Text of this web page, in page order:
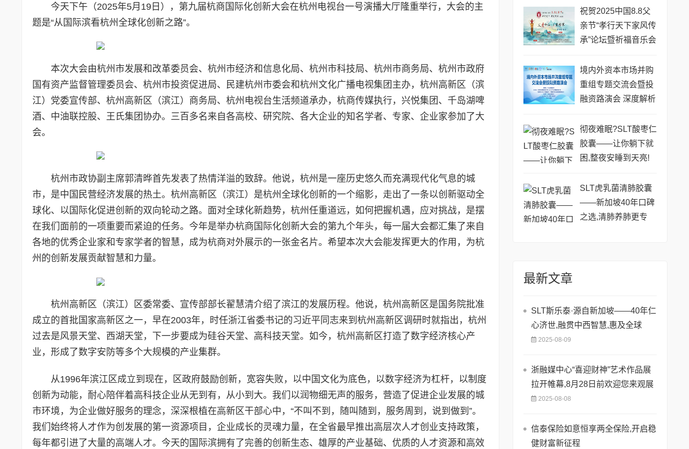
今天下午（2025年5月19日），第九届杭商国际化创新大会在杭州电视台一号演播大厅隆重举行，大会的主
题是“从国际滨看杭州全球化创新之路”。
本次大会由杭州市发展和改革委员会、杭州市经济和信息化局、杭州市科技局、杭州市商务局、杭州市政府
国有资产监督管理委员会、杭州市投资促进局、民建杭州市委会和杭州文化广播电视集团主办，杭州高新区（滨
江）党委宣传部、杭州高新区（滨江）商务局、杭州电视台生活频道承办，杭商传媒执行，兴悦集团、千岛湖啤
酒、中油联控股、王氏集团协办。三百多名来自各高校、研究院、各大企业的知名学者、专家、企业家参加了大
会。
杭州市政协副主席郭清晔首先发表了热情洋溢的致辞。他说，杭州是一座历史悠久而充满现代化气息的城
市，是中国民营经济发展的热土。杭州高新区（滨江）是杭州全球化创新的一个缩影，走出了一条以创新驱动全
球化、以国际化促进创新的双向轮动之路。面对全球化新趋势，杭州任重道远，如何把握机遇，应对挑战，是摆
在我们面前的一项重要而紧迫的任务。今年是举办杭商国际化创新大会的第九个年头，每一届大会都汇集了来自
各地的优秀企业家和专家学者的智慧，成为杭商对外展示的一张金名片。希望本次大会能发挥更大的作用，为杭
州的创新发展贡献智慧和力量。
杭州高新区（滨江）区委常委、宣传部部长翟慧清介绍了滨江的发展历程。他说，杭州高新区是国务院批准
成立的首批国家高新区之一，早在2003年，时任浙江省委书记的习近平同志来到杭州高新区调研时就指出，杭州
过去是风景天堂、西湖天堂，下一步要成为硅谷天堂、高科技天堂。如今，杭州高新区打造了数字经济核心产
业，形成了数字安防等多个大规模的产业集群。
从1996年滨江区成立到现在，区政府鼓励创新，宽容失败，以中国文化为底色，以数字经济为杠杆，以制度
创新为动能，耐心陪伴着高科技企业从无到有，从小到大。我们以润物细无声的服务，营造了促进企业发展的城
市环境，为企业做好服务的理念，深深根植在高新区干部心中，“不叫不到，随叫随到，服务周到，说到做到”。
我们始终将人才作为创发展的第一资源项目，企业成长的灵魂力量，在全省最早推出高层次人才创业支持政策，
每年都引进了大量的高端人才。今天的国际滨拥有了完善的创新生态、雄厚的产业基础、优质的人才资源和高效
祝贺2025中国8.8父
亲节“孝行天下家风传
承”论坛暨祈福音乐会
境内外资本市场并购
重组专题交流会暨投
融资路演会 深度解析
级
彻夜难眠?SLT酸枣仁
胶囊——让你躺下就
困,整夜安睡到天亮!
SLT虎乳菌清肺胶囊
——新加坡40年口碑
之选,清肺养肺更专
最新文章
SLT斯乐泰·源自新加坡——40年仁
心济世,融贯中西智慧,惠及全球
2025-08-09
浙融媒中心“喜迎财神”艺术作品展
拉开帷幕,8月28日前欢迎您来观展
2025-08-08
信泰保险如意恒享两全保险,开启稳
健财富新征程